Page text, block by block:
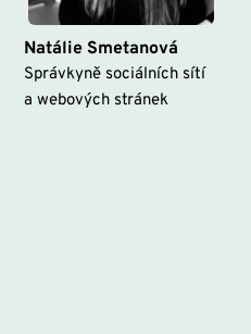
Natálie Smetanová
Správkyně sociálních sítí
a webových stránek